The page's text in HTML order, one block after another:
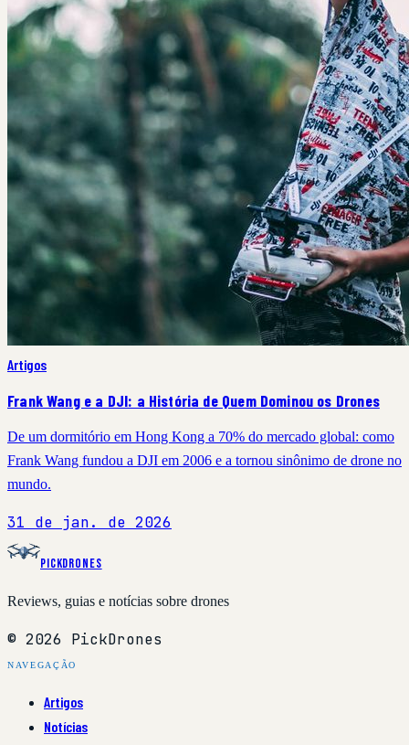
Artigos
Frank Wang e a DJI: a História de Quem Dominou os Drones
De um dormitório em Hong Kong a 70% do mercado global: como
Frank Wang fundou a DJI em 2006 e a tornou sinônimo de drone no
mundo.
31 de jan. de 2026
PickDrones
Reviews, guias e notícias sobre drones
© 2026 PickDrones
NAVEGAÇÃO
Artigos
Notícias